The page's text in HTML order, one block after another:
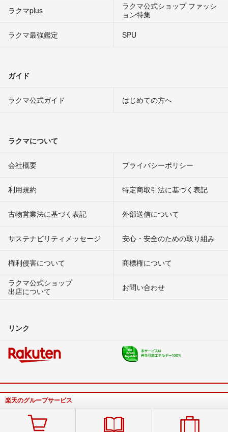
ラクマplus
ラクマ公式ショップ ファッシ
ョン特集
ラクマ最強鑑定
SPU
ガイド
ラクマ公式ガイド はじめての方へ
ラクマについて
会社概要 プライバシーポリシー
利用規約 特定商取引法に基づく表記
古物営業法に基づく表記 外部送信について
サステナビリティメッセージ 安心・安全のための取り組み
権利侵害について
商標権について
ラクマ公式ショップ
出店について
お問い合わせ
リンク
楽天のグループサービス